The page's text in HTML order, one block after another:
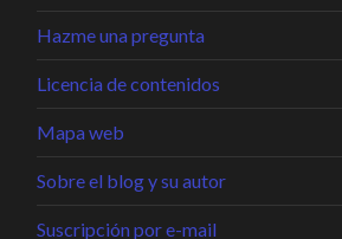
Hazme una pregunta
Licencia de contenidos
Mapa web
Sobre el blog y su autor
Suscripción por e-mail